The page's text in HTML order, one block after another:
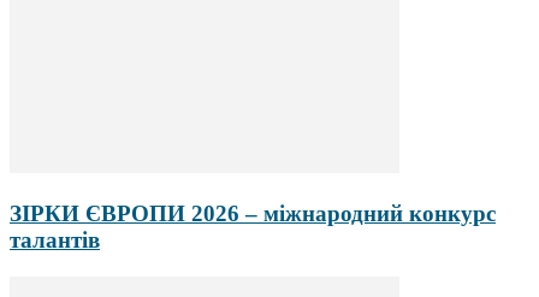
ЗІРКИ ЄВРОПИ 2026 – міжнародний конкурс
талантів